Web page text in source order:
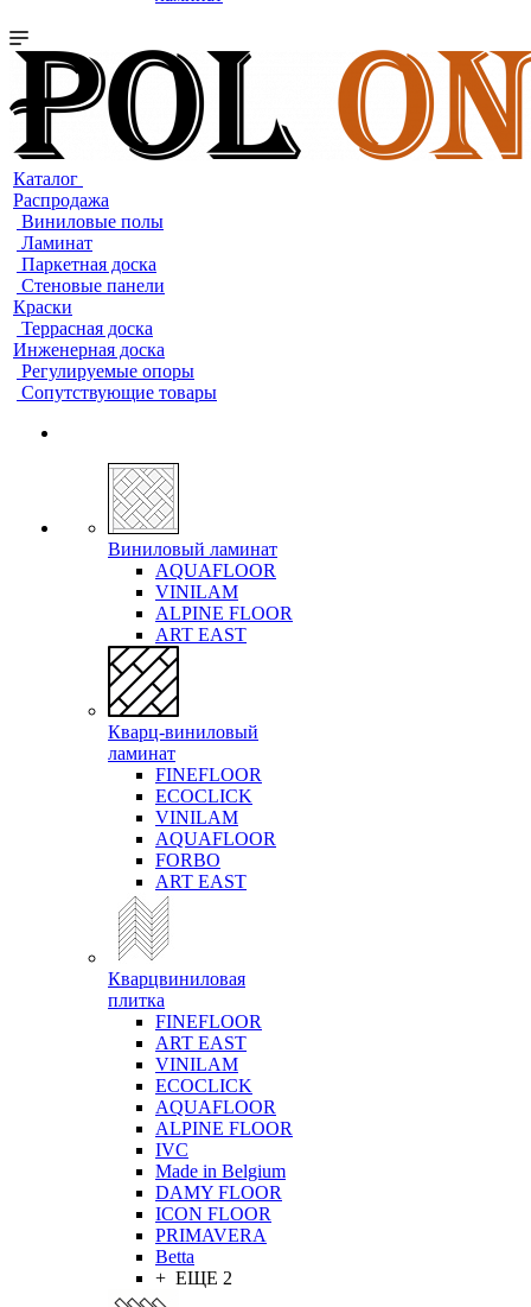
Каталог
Распродажа
Виниловые полы
Ламинат
Паркетная доска
Стеновые панели
Краски
Террасная доска
Инженерная доска
Регулируемые опоры
Сопутствующие товары
Виниловый ламинат
AQUAFLOOR
VINILAM
ALPINE FLOOR
ART EAST
Кварц-виниловый
ламинат
FINEFLOOR
ECOCLICK
VINILAM
AQUAFLOOR
FORBO
ART EAST
Кварцвиниловая
плитка
FINEFLOOR
ART EAST
VINILAM
ECOCLICK
AQUAFLOOR
ALPINE FLOOR
IVC
Made in Belgium
DAMY FLOOR
ICON FLOOR
PRIMAVERA
Betta
+ ЕЩЕ 2